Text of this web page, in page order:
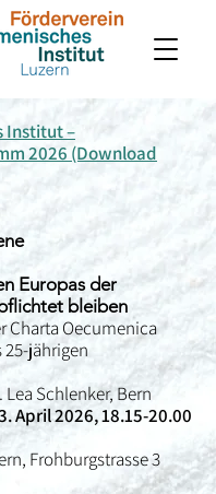
Institut –
2026 (Download
Europas der
bleiben
Charta Oecumenica
25-jährigen
Schlenker, Bern
April 2026,18.15-20.00
Frohburgstrasse 3